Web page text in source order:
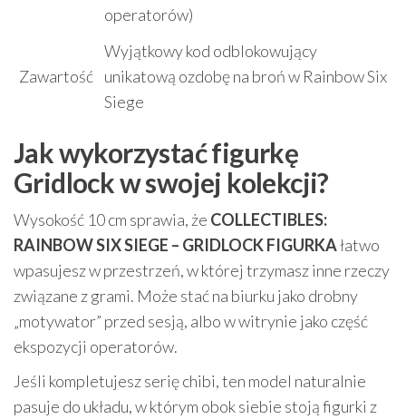
operatorów)
Zawartość
Wyjątkowy kod odblokowujący
unikatową ozdobę na broń w Rainbow Six
Siege
Jak wykorzystać figurkę
Gridlock w swojej kolekcji?
Wysokość 10 cm sprawia, że COLLECTIBLES:
RAINBOW SIX SIEGE – GRIDLOCK FIGURKAłatwo
wpasujesz w przestrzeń, w której trzymasz inne rzeczy
związane z grami. Może stać na biurku jako drobny
„motywator” przed sesją, albo w witrynie jako część
ekspozycji operatorów.
Jeśli kompletujesz serię chibi, ten model naturalnie
pasuje do układu, w którym obok siebie stoją figurki z